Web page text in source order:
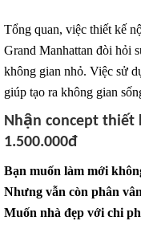
Tổng quan, việc thiết kế
Grand Manhattan đòi hỏi
không gian nhỏ. Việc sử
giúp tạo ra không gian
Nhận concept thiết
1.500.000đ
Bạn muốn làm mới
Nhưng vẫn còn phân
Muốn nhà đẹp với chi